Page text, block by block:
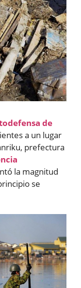
de
a un lugar
prefectura
la magnitud
se